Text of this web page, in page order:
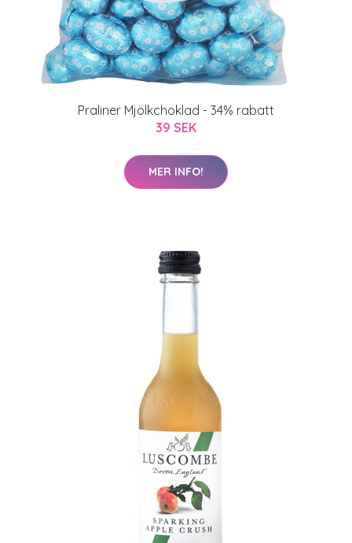
Praliner Mjölkchoklad - 34% rabatt
39 SEK
MER INFO!